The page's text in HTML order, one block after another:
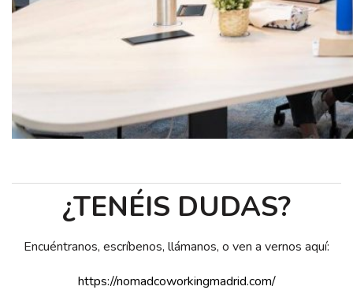
¿TENÉIS DUDAS?
Encuéntranos, escríbenos, llámanos, o ven a vernos aquí:
https://nomadcoworkingmadrid.com/